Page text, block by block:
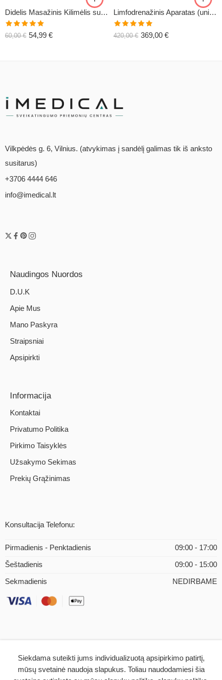
Didelis Masažinis Kilimėlis su Pagalve XL-CLASSIC1
Įvertinimas:
5.00
60,00€ 54,99 €
Limfodrenažinis Aparatas (universalus) C6
Įvertinimas:
5.00
420,00€ 369,00 €
Vilkpėdės g. 6, Vilnius. (atvykimas į sandėlį galimas tik iš anksto
susitarus)
+3706 4444 646
info@imedical.lt
Naudingos Nuordos
D.U.K
Apie Mus
Mano Paskyra
Straipsniai
Apsipirkti
Informacija
Kontaktai
Privatumo Politika
Pirkimo Taisyklės
Užsakymo Sekimas
Prekių Grąžinimas
Konsultacija Telefonu:
Pirmadienis - Penktadienis 09:00 - 17:00
Šeštadienis 09:00 - 15:00
Sekmadienis NEDIRBAME
© 2026 – iMEDICAL.LT | Visos teisės saugomos
Siekdama suteikti jums individualizuotą apsipirkimo patirtį,
mūsų svetainė naudoja slapukus. Toliau naudodamiesi šia